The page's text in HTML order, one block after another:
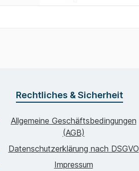
Rechtliches & Sicherheit
Allgemeine Geschäftsbedingungen
(AGB)
Datenschutzerklärung nach DSGVO
Impressum